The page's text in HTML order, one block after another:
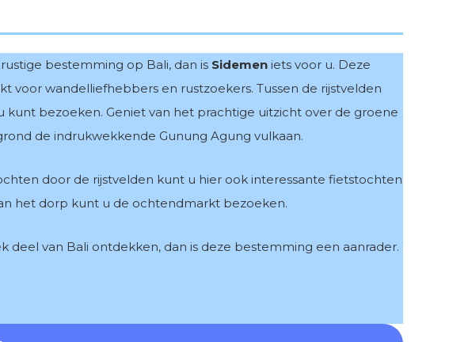
bestemming op Bali, dan is Sidemen iets voor u. Deze
voor wandelliefhebbers en rustzoekers. Tussen de rijstvelden
kunt bezoeken. Geniet van het prachtige uitzicht over de groene
de indrukwekkende Gunung Agung vulkaan.
door de rijstvelden kunt u hier ook interessante fietstochten
het dorp kunt u de ochtendmarkt bezoeken.
deel van Bali ontdekken, dan is deze bestemming een aanrader.